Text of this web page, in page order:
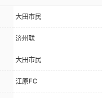
大田市民
济州联
大田市民
江原FC